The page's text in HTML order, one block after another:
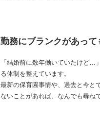
勤務にブランクがあって
「結婚前に数年働いていたけど…
る体制を整えています。
最新の保育園事情や、過去と今と
ないことがあれば、なんでも尋ね